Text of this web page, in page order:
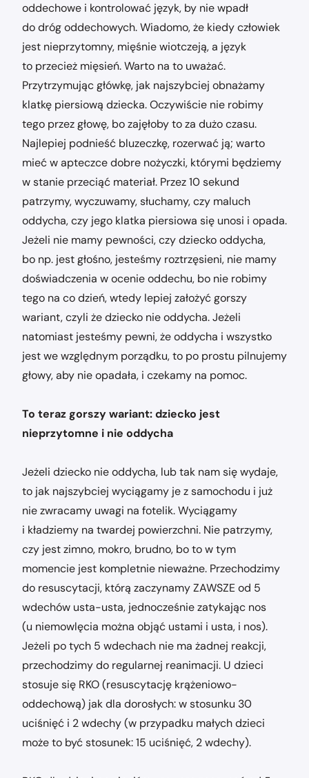
oddechowe i kontrolować język, by nie wpadł
do dróg oddechowych. Wiadomo, że kiedy człowiek
jest nieprzytomny, mięśnie wiotczeją, a język
to przecież mięsień. Warto na to uważać.
Przytrzymując główkę, jak najszybciej obnażamy
klatkę piersiową dziecka. Oczywiście nie robimy
tego przez głowę, bo zajęłoby to za dużo czasu.
Najlepiej podnieść bluzeczkę, rozerwać ją; warto
mieć w apteczce dobre nożyczki, którymi będziemy
w stanie przeciąć materiał. Przez 10 sekund
patrzymy, wyczuwamy, słuchamy, czy maluch
oddycha, czy jego klatka piersiowa się unosi i opada.
Jeżeli nie mamy pewności, czy dziecko oddycha,
bo np. jest głośno, jesteśmy roztrzęsieni, nie mamy
doświadczenia w ocenie oddechu, bo nie robimy
tego na co dzień, wtedy lepiej założyć gorszy
wariant, czyli że dziecko nie oddycha. Jeżeli
natomiast jesteśmy pewni, że oddycha i wszystko
jest we względnym porządku, to po prostu pilnujemy
głowy, aby nie opadała, i czekamy na pomoc.
To teraz gorszy wariant: dziecko jest
nieprzytomne i nie oddycha
Jeżeli dziecko nie oddycha, lub tak nam się wydaje,
to jak najszybciej wyciągamy je z samochodu i już
nie zwracamy uwagi na fotelik. Wyciągamy
i kładziemy na twardej powierzchni. Nie patrzymy,
czy jest zimno, mokro, brudno, bo to w tym
momencie jest kompletnie nieważne. Przechodzimy
do resuscytacji, którą zaczynamy ZAWSZE od 5
wdechów usta-usta, jednocześnie zatykając nos
(u niemowlęcia można objąć ustami i usta, i nos).
Jeżeli po tych 5 wdechach nie ma żadnej reakcji,
przechodzimy do regularnej reanimacji. U dzieci
stosuje się RKO (resuscytację krążeniowo-
oddechową) jak dla dorosłych: w stosunku 30
uciśnięć i 2 wdechy (w przypadku małych dzieci
może to być stosunek: 15 uciśnięć, 2 wdechy).